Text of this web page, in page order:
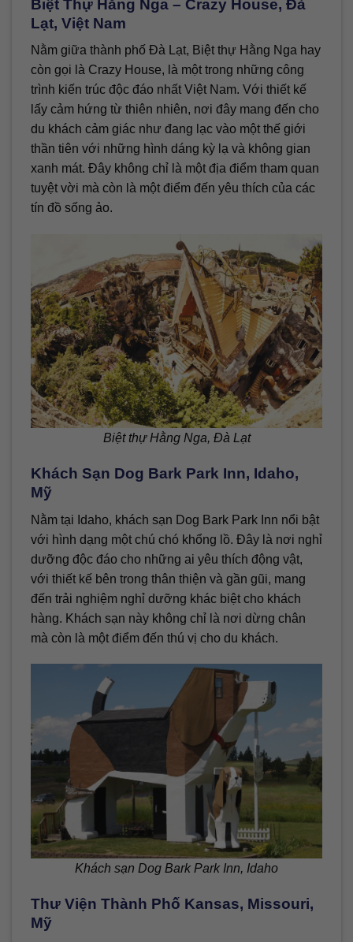
Biệt Thự Hằng Nga – Crazy House, Đà
Lạt, Việt Nam
Nằm giữa thành phố Đà Lạt, Biệt thự Hằng Nga hay
còn gọi là Crazy House, là một trong những công
trình kiến trúc độc đáo nhất Việt Nam. Với thiết kế
lấy cảm hứng từ thiên nhiên, nơi đây mang đến cho
du khách cảm giác như đang lạc vào một thế giới
thần tiên với những hình dáng kỳ lạ và không gian
xanh mát. Đây không chỉ là một địa điểm tham quan
tuyệt vời mà còn là một điểm đến yêu thích của các
tín đồ sống ảo.
Biệt thự Hằng Nga, Đà Lạt
Khách Sạn Dog Bark Park Inn, Idaho,
Mỹ
Nằm tại Idaho, khách sạn Dog Bark Park Inn nổi bật
với hình dạng một chú chó khổng lồ. Đây là nơi nghỉ
dưỡng độc đáo cho những ai yêu thích động vật,
với thiết kế bên trong thân thiện và gần gũi, mang
đến trải nghiệm nghỉ dưỡng khác biệt cho khách
hàng. Khách sạn này không chỉ là nơi dừng chân
mà còn là một điểm đến thú vị cho du khách.
Khách sạn Dog Bark Park Inn, Idaho
Thư Viện Thành Phố Kansas, Missouri,
Mỹ